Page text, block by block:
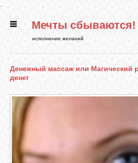
.
ГЛАВНАЯ
ФЭН-ШУЙ
Мечты сбываются!
исполнение желаний
Денежный массаж или Магический
денег